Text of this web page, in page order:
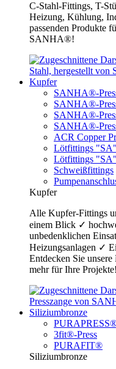
C-Stahl-Fittings, T-
Heizung, Kühlung,
passenden Produkte
SANHA®!
Kupfer
SANHA®-
SANHA®-
SANHA®-
SANHA®-
ACR Copper
Lötfittings
Lötfittings "SA"
Schweißfittings
Kupfer
Alle Kupfer-Fittings
einem Blick ✓
unbedenklichen
Heizungsanlagen ✓
Entdecken Sie
mehr für Ihre Projekte!
Siliziumbronze
3fit®-Press
PURAFIT®
Siliziumbronze